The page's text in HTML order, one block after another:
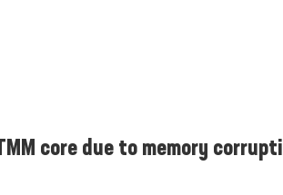
core due to memory